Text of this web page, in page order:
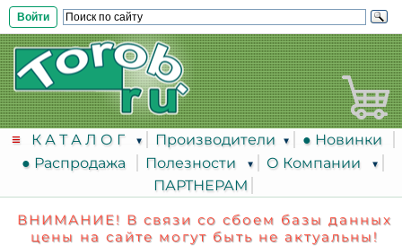
Войти
К А Т А Л О Г Производители
● Новинки
● Распродажа
Полезности
О Компании
ПАРТНЕРАМ
ВНИМАНИЕ! В связи со сбоем базы данных
цены на сайте могут быть не актуальны!